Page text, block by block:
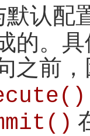
默认配
的。
之前